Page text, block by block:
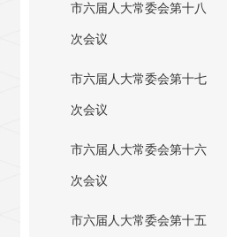
市六届人大常委会第十八
次会议
市六届人大常委会第十七
次会议
市六届人大常委会第十六
次会议
市六届人大常委会第十五